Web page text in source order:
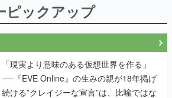
ピックアップ
「現実より意味のある仮想世界を作る」
──『EVE Online』の生みの親が18年掲げ
続ける”クレイジーな宣言”は、比喩ではな